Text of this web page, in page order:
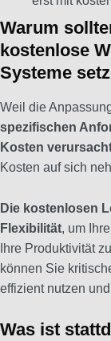
Warum
kostenlose
Systeme
Weil die
spezifischen
Kosten
Kosten auf sich
Die kostenlosen
Flexibilität, um
Ihre Produktivität
können Sie
effizient nutzen
Was ist